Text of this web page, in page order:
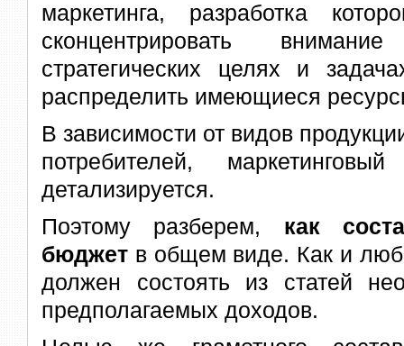
маркетинга, разработка
сконцентрировать
стратегических целях и
распределить имеющиеся
В зависимости от видов
потребителей,
детализируется.
Поэтому разберем, как
бюджет в общем виде. Как и
должен состоять из статей
предполагаемых доходов.